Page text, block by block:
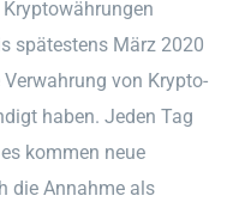
spätestens März 2020
von Krypto-
haben. Jeden Tag
kommen neue
die Annahme als